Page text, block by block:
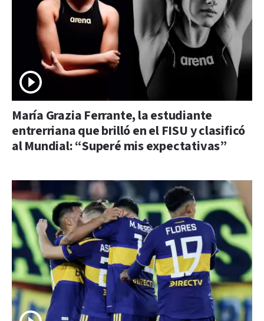
María Grazia Ferrante, la estudiante
entrerriana que brilló en el FISU y clasificó
al Mundial: “Superé mis expectativas”